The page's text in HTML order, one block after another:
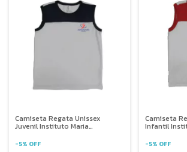
Camiseta Regata Unissex
Juvenil Instituto Maria
-5% OFF
Camiseta
Infantil
-5% OFF